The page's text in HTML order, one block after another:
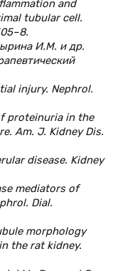
and
tubular cell.
И.М. и др.
injury. Nephrol.
proteinuria in the
Am. J. Kidney Dis.
disease. Kidney
mediators of
Dial.
morphology
the rat kidney.